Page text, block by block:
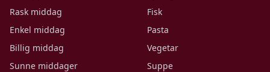
Rask middag
Enkel middag
Billig middag
Sunne middager
Fisk
Pasta
Vegetar
Suppe